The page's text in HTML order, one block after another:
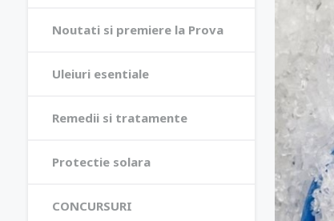
Noutati si premiere la Prova
Uleiuri esentiale
Remedii si tratamente
Protectie solara
CONCURSURI